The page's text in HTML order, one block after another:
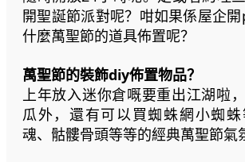
開聖誕節派對呢？咁如果係屋企
什麼萬聖節的道具佈置呢？
萬聖節的裝飾diy佈置物品？
上年放入迷你倉嘅要重出江湖啦
瓜外，還有可以買蜘蛛網小蜘
魂、骷髏骨頭等等的經典萬聖節氣